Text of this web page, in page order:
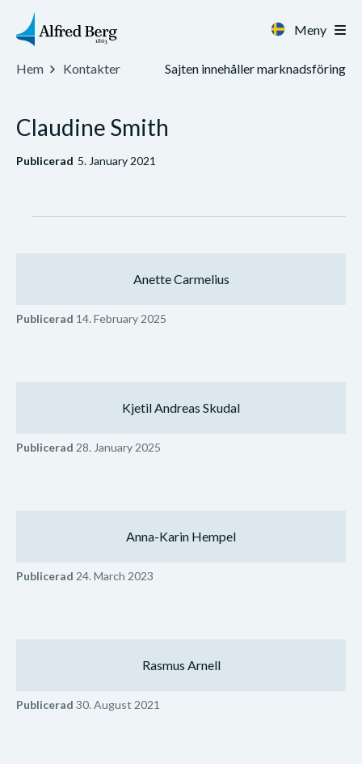
Meny
Sajten innehåller marknadsföring
Hem Kontakter
Claudine Smith
Publicerad 5. January 2021
Anette Carmelius
Publicerad 14. February 2025
Kjetil Andreas Skudal
Publicerad 28. January 2025
Anna-Karin Hempel
Publicerad 24. March 2023
Rasmus Arnell
Publicerad 30. August 2021